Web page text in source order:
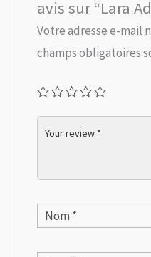
avis sur “Lara
Votre adresse e-mail
champs obligatoires